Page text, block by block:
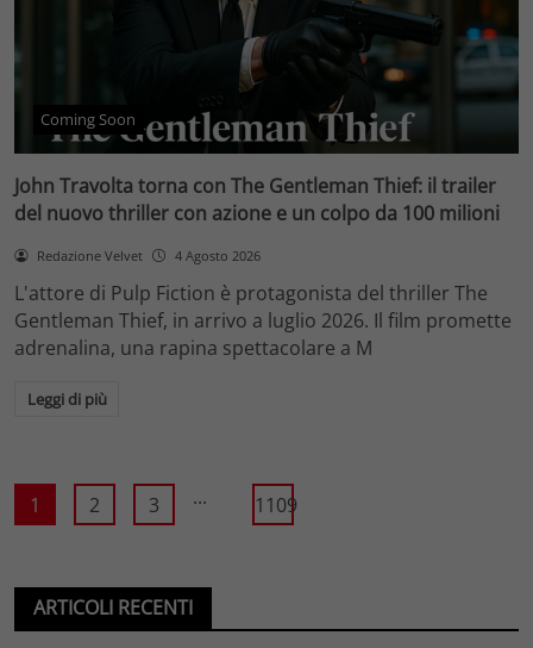
Coming Soon
John Travolta torna con The Gentleman Thief: il trailer
del nuovo thriller con azione e un colpo da 100 milioni
Redazione Velvet 4 Agosto 2026
L'attore di Pulp Fiction è protagonista del thriller The
Gentleman Thief, in arrivo a luglio 2026. Il film promette
adrenalina, una rapina spettacolare a M
Leggi di più
1 2 3 ... 1109
ARTICOLI RECENTI